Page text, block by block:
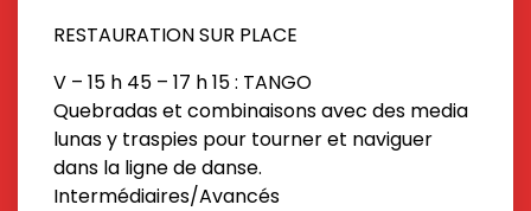
RESTAURATION SUR PLACE
V – 15 h 45 – 17 h 15 : TANGO
Quebradas et combinaisons avec des media
lunas y traspies pour tourner et naviguer
dans la ligne de danse.
Intermédiaires/Avancés